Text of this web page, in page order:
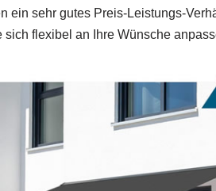
ein sehr gutes Preis-Leistungs-
sich flexibel an Ihre Wünsche